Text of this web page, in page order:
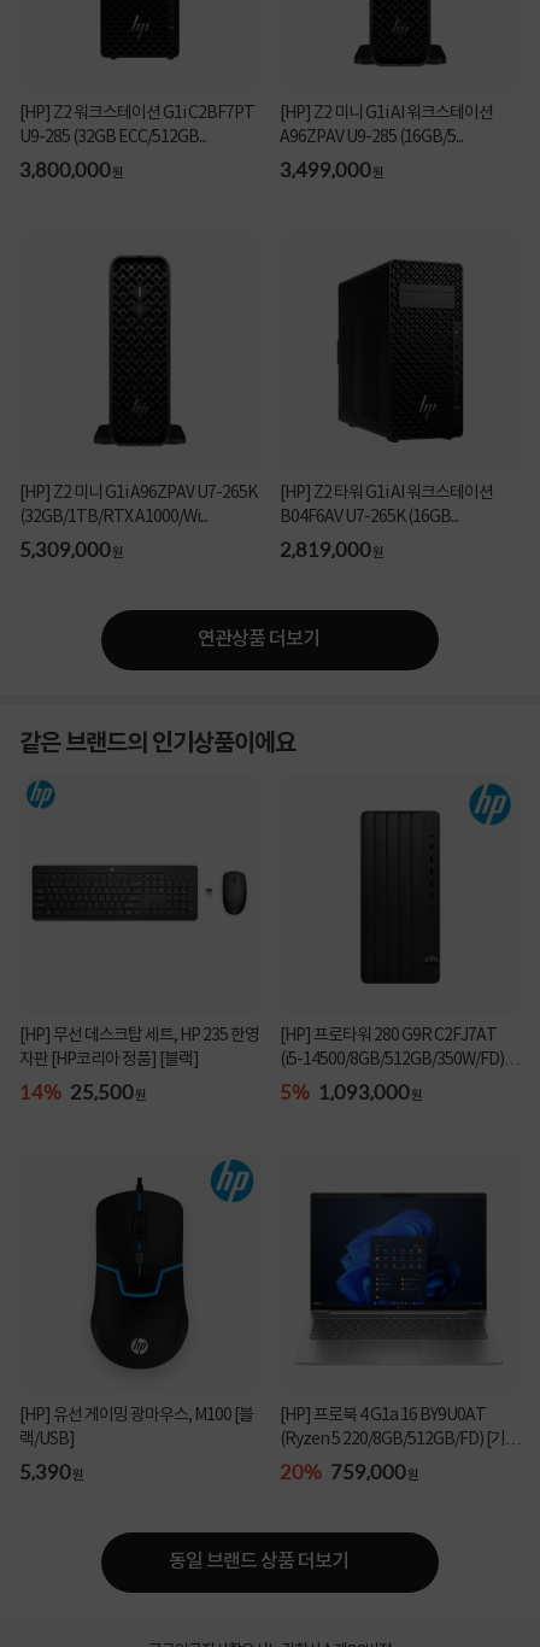
[HP] Z2 워크스테이션 G1i C2BF7PT
U9-285 (32GB ECC/512GB...
3,800,000원
[HP] Z2 미니 G1i AI 워크스테이션
A96ZPAV U9-285 (16GB/5...
3,499,000원
[HP] Z2 미니 G1i A96ZPAV U7-265K
(32GB/1TB/RTX A1000/Wi...
5,309,000원
[HP] Z2 타워 G1i AI 워크스테이션
B04F6AV U7-265K (16GB...
2,819,000원
연관상품 더보기
같은 브랜드의 인기상품이에요
[HP] 무선 데스크탑 세트, HP 235 한영
자판 [HP코리아 정품] [블랙]
14% 25,500원
[HP] 프로타워 280 G9R C2FJ7AT
(i5-14500/8GB/512GB/350W/FD)
[기본제품]★오직 컴...
5% 1,093,000원
[HP] 유선 게이밍 광마우스, M100 [블
랙/USB]
5,390원
[HP] 프로북 4 G1a 16 BY9U0AT
(Ryzen 5 220/8GB/512GB/FD) [기본
제품]★컴퓨존 단독...
20% 759,000원
동일 브랜드 상품 더보기